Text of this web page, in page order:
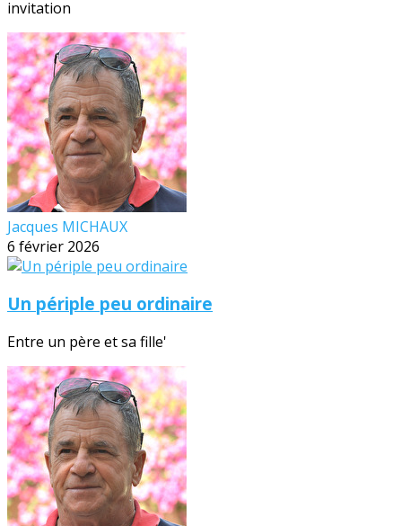
invitation
Jacques MICHAUX
6 février 2026
Un périple peu ordinaire
Entre un père et sa fille'